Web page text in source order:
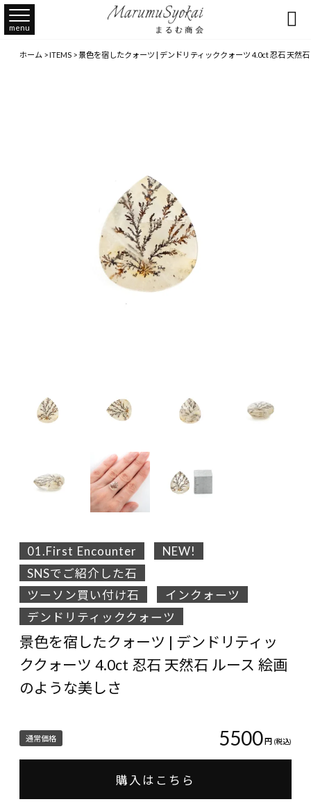
menu 
ホーム>ITEMS>景色を宿したクォーツ | デンドリティッククォーツ 4.0ct 忍石 天然
01.First Encounter
NEW!
SNSでご紹介した石
ツーソン買い付け石
インクォーツ
デンドリティッククォーツ
景色を宿したクォーツ | デンドリティッ
ククォーツ 4.0ct 忍石 天然石 ルース 絵画
のような美しさ
通常価格 5500円 (税込)
購入はこちら